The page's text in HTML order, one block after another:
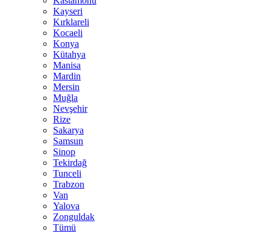
Kayseri
Kırklareli
Kocaeli
Konya
Kütahya
Manisa
Mardin
Mersin
Muğla
Nevşehir
Rize
Sakarya
Samsun
Sinop
Tekirdağ
Tunceli
Trabzon
Van
Yalova
Zonguldak
Tümü